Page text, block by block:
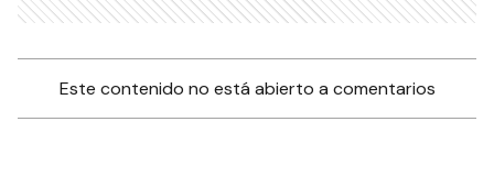
Este contenido no está abierto a comentarios